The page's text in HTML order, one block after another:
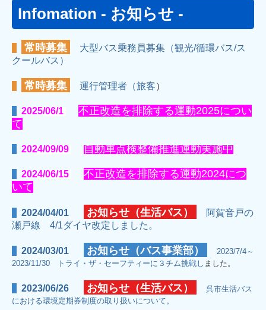
Infomation - お知らせ -
常時募集
大型バス乗務員募集（観光/循環バス/ス
クールバス）
常時募集 運行管理者（旅客）
2025/06/1 不正改造を排除する運動2025につい
て
2024/09/09 自動車点検整備推進運動実施中
2024/06/15
不正改造を排除する運動2024につ
いて
2024/04/01 お知らせ（生活バス）
阿賀音戸の
瀬戸線 4/1ダイヤ改定しました。
2024/03/01 お知らせ（バス事業部）
2023/7/4～
2023/11/30 トライ・ザ・セーフティーに３チム挑戦し ました。
2023/06/26 お知らせ（生活バス）
呉市生活バス
における環境定期券制度の取り扱いについて。